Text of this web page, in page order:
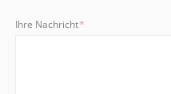
Pflichtfeld
Ihre Nachricht*